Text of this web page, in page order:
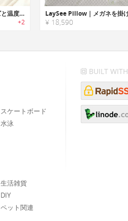
K-25 Smart Pillow｜サイズと温度調節が可能なピロー
+2 ¥ 18,590
スケートボード
水泳
生活雑貨
DIY
ペット関連
BUILT WITH